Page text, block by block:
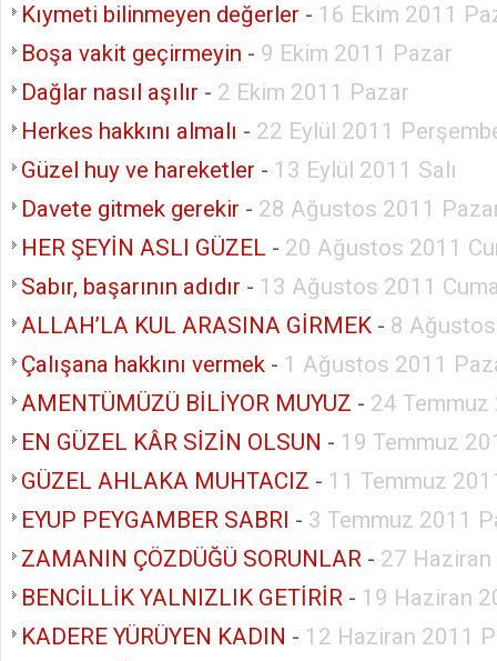
Kıymeti bilinmeyen değerler - 16 Ekim 2011
Boşa vakit geçirmeyin - 9 Ekim 2011 Pazar
Dağlar nasıl aşılır - 2 Ekim 2011 Pazar
Herkes hakkını almalı - 22 Eylül 2011
Güzel huy ve hareketler - 13 Eylül 2011 Salı
Davete gitmek gerekir - 28 Ağustos 2011
HER ŞEYİN ASLI GÜZEL - 20 Ağustos 2011
Sabır, başarının adıdır - 13 Ağustos 2011
ALLAH’LA KUL ARASINA GİRMEK - 8
Çalışana hakkını vermek - 1 Ağustos 2011
AMENTÜMÜZÜ BİLİYOR MUYUZ - 24
EN GÜZEL KÂR SİZİN OLSUN - 19 Temmuz
GÜZEL AHLAKA MUHTACIZ - 11 Temmuz
EYUP PEYGAMBER SABRI - 3 Temmuz 2011
ZAMANIN ÇÖZDÜĞÜ SORUNLAR - 27
BENCİLLİK YALNIZLIK GETİRİR - 19 Haziran
KADERE YÜRÜYEN KADIN - 12 Haziran 2011